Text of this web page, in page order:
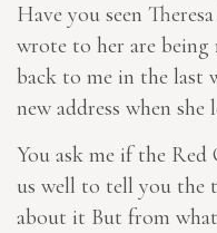
Have you seen
wrote to her are
back to me in the last
new address when she
You ask me if the Red
us well to tell you
about it But from